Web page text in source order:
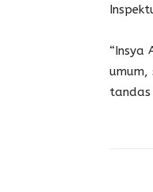
“Insya
umum,
tandas